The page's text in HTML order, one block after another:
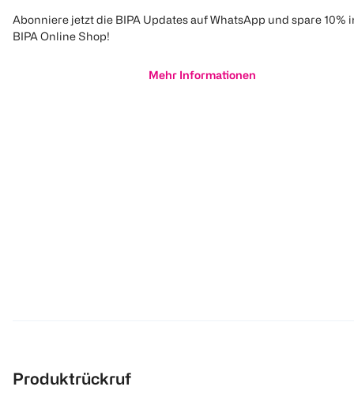
Abonniere jetzt die BIPA Updates auf WhatsApp und spare 10%
BIPA Online Shop!
Mehr Informationen
Produktrückruf